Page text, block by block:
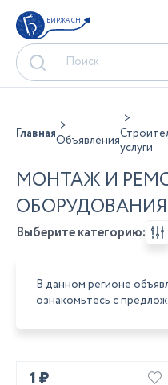
БИРЖА СНГ
ГлавнаяОбъявленияуслуги
МОНТАЖ И
Выберите категорию:
В данном регионе
ознакомьтесь с
1 ₽